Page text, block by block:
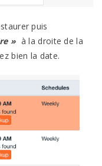
puis
» à la droite de la
bien la date.